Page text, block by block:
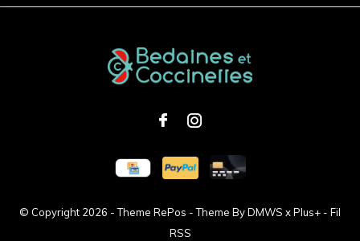
© Copyright 2026 - Theme RePos - Theme ByDMWS xPlus+ - Fil
RSS